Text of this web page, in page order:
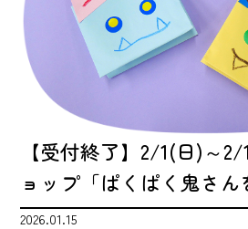
【受付終了】2/1(日)～
ョップ「ぱくぱく鬼さ
2026.01.15